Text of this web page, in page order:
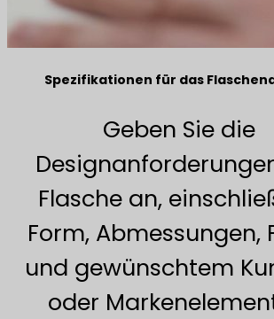
Spezifikationen für das
Geben Sie die
Flasche an,
Form, Abmessungen,
und gewünschtem
oder